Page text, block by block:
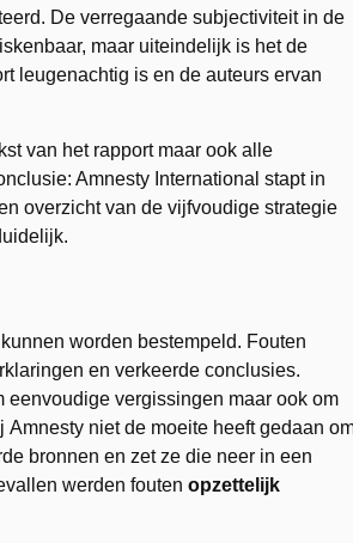
De verregaande subjectiviteit in de
maar uiteindelijk is het de
leugenachtig is en de auteurs ervan
van het rapport maar ook alle
Amnesty International stapt in
overzicht van de vijfvoudige strategie
worden bestempeld. Fouten
en verkeerde conclusies.
eenvoudige vergissingen maar ook om
niet de moeite heeft gedaan
bronnen en zet ze die neer in een
werden fouten opzettelijk